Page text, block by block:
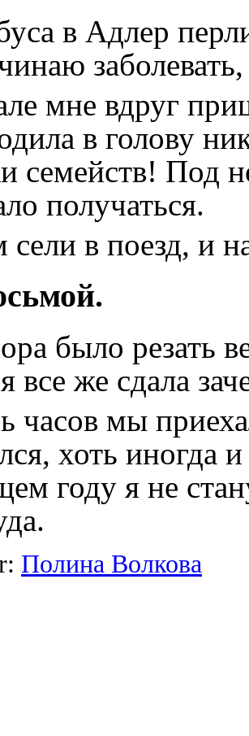
в Адлер
мне вдруг
в голову
семейств! Под
получаться.
сели в поезд, и
было резать
все же сдала
часов мы
хоть иногда
году я не
Полина Волкова